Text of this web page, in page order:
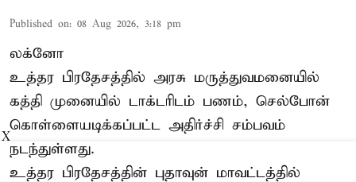
Published on: 08 Aug 2026, 3:18 pm
லக்னோ
உத்தர பிரதேசத்தில் அரசு மருத்துவமனையில்
கத்தி முனையில் டாக்டரிடம் பணம், செல்போன்
கொள்ளையடிக்கப்பட்ட அதிர்ச்சி சம்பவம்
நடந்துள்ளது.
உத்தர பிரதேசத்தின் புதாவுன் மாவட்டத்தில்
X